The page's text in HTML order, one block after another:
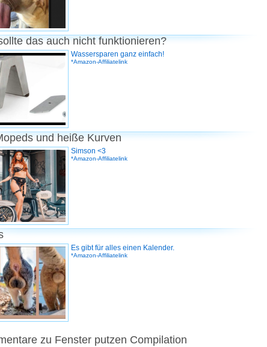
das auch nicht funktionieren?
Wassersparen ganz einfach!
*Amazon-Affiliatelink
und heiße Kurven
Simson <3
*Amazon-Affiliatelink
Es gibt für alles einen Kalender.
*Amazon-Affiliatelink
zu Fenster putzen Compilation